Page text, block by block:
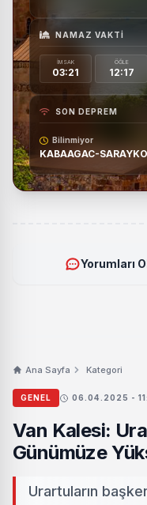
NAMAZ VAKTI
İMSAK
03:21
ÖĞLE
12:17
SON DEPREM
Bilinmiyor
KABAAGAC-
Yorumları
Ana Sayfa Kategori
GENEL 06.04.2025 -
Van Kalesi:
Günümüze
Urartuların